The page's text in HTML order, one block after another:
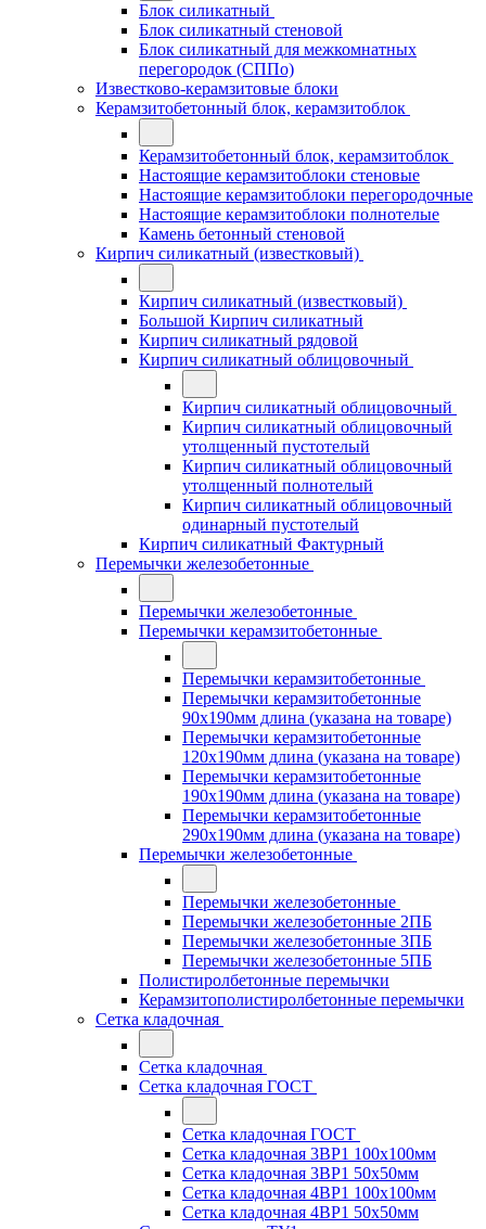
Блок силикатный
Блок силикатный стеновой
Блок силикатный для межкомнатных
перегородок (СППо)
Известково-керамзитовые блоки
Керамзитобетонный блок, керамзитоблок
Керамзитобетонный блок, керамзитоблок
Настоящие керамзитоблоки стеновые
Настоящие керамзитоблоки перегородочные
Настоящие керамзитоблоки полнотелые
Камень бетонный стеновой
Кирпич силикатный (известковый)
Кирпич силикатный (известковый)
Большой Кирпич силикатный
Кирпич силикатный рядовой
Кирпич силикатный облицовочный
Кирпич силикатный облицовочный
Кирпич силикатный облицовочный
утолщенный пустотелый
Кирпич силикатный облицовочный
утолщенный полнотелый
Кирпич силикатный облицовочный
одинарный пустотелый
Кирпич силикатный Фактурный
Перемычки железобетонные
Перемычки железобетонные
Перемычки керамзитобетонные
Перемычки керамзитобетонные
Перемычки керамзитобетонные
90x190мм длина (указана на товаре)
Перемычки керамзитобетонные
120x190мм длина (указана на товаре)
Перемычки керамзитобетонные
190x190мм длина (указана на товаре)
Перемычки керамзитобетонные
290x190мм длина (указана на товаре)
Перемычки железобетонные
Перемычки железобетонные
Перемычки железобетонные 2ПБ
Перемычки железобетонные 3ПБ
Перемычки железобетонные 5ПБ
Полистиролбетонные перемычки
Керамзитополистиролбетонные перемычки
Сетка кладочная
Сетка кладочная
Сетка кладочная ГОСТ
Сетка кладочная ГОСТ
Сетка кладочная 3ВР1 100x100мм
Сетка кладочная 3ВР1 50x50мм
Сетка кладочная 4ВР1 100x100мм
Сетка кладочная 4ВР1 50x50мм